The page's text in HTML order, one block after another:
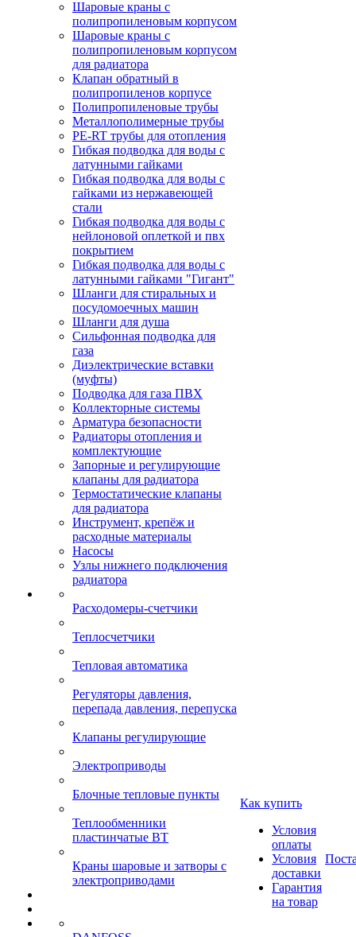
Шаровые краны с
полипропиленовым корпусом
Шаровые краны с
полипропиленовым корпусом
для радиатора
Клапан обратный в
полипропиленов корпусе
Полипропиленовые трубы
Металлополимерные трубы
PE-RT трубы для отопления
Гибкая подводка для воды с
латунными гайками
Гибкая подводка для воды с
гайками из нержавеющей
стали
Гибкая подводка для воды с
нейлоновой оплеткой и пвх
покрытием
Гибкая подводка для воды с
латунными гайками "Гигант"
Шланги для стиральных и
посудомоечных машин
Шланги для душа
Сильфонная подводка для
газа
Диэлектрические вставки
(муфты)
Подводка для газа ПВХ
Коллекторные системы
Арматура безопасности
Радиаторы отопления и
комплектующие
Запорные и регулирующие
клапаны для радиатора
Термостатические клапаны
для радиатора
Инструмент, крепёж и
расходные материалы
Насосы
Узлы нижнего подключения
радиатора
Расходомеры-счетчики
Теплосчетчики
Тепловая автоматика
Регуляторы давления,
перепада давления, перепуска
Клапаны регулирующие
Электроприводы
Блочные тепловые пункты
Теплообменники
пластинчатые ВТ
Краны шаровые и затворы с
электроприводами
Как купить
Условия
оплаты
Условия
доставки
Гарантия
на товар